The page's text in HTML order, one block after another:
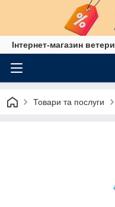
Інтернет-магазин
Товари та послуги